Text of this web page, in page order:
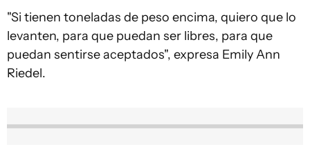
"Si tienen toneladas de peso encima, quiero que lo
levanten, para que puedan ser libres, para que
puedan sentirse aceptados", expresa Emily Ann
Riedel.